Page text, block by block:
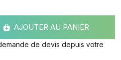
AJOUTER AU PANIER
de devis depuis votre